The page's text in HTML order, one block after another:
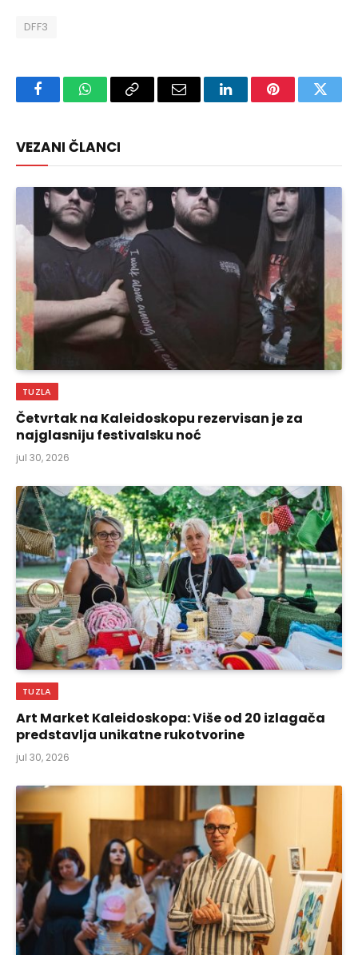
DFF3
FacebookWhatsAppCopy
Email LinkedInPinterest
VEZANI ČLANCI
TUZLA
Četvrtak na Kaleidoskopu rezervisan je za
najglasniju festivalsku noć
jul 30, 2026
TUZLA
Art Market Kaleidoskopa: Više od 20 izlagača
predstavlja unikatne rukotvorine
jul 30, 2026